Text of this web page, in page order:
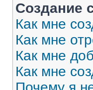
Создание
Как мне
Как мне
Как мне
Как мне